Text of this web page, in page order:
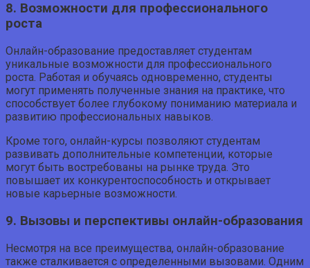
8. Возможности для профессионального
роста
Онлайн-образование предоставляет студентам
уникальные возможности для профессионального
роста. Работая и обучаясь одновременно, студенты
могут применять полученные знания на практике, что
способствует более глубокому пониманию материала и
развитию профессиональных навыков.
Кроме того, онлайн-курсы позволяют студентам
развивать дополнительные компетенции, которые
могут быть востребованы на рынке труда. Это
повышает их конкурентоспособность и открывает
новые карьерные возможности.
9. Вызовы и перспективы онлайн-образования
Несмотря на все преимущества, онлайн-образование
также сталкивается с определенными вызовами. Одним